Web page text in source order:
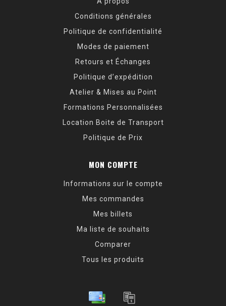
Conditions générales
Politique de confidentialité
Modes de paiement
Retours et Échanges
Politique d’expédition
Atelier & Mises au Point
Formations Personnalisées
Location Boite de Transport
Politique de Prix
MON COMPTE
Informations sur le compte
Mes commandes
Mes billets
Ma liste de souhaits
Comparer
Tous les produits